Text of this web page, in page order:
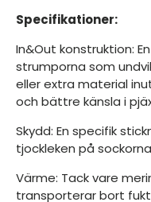
Specifikationer:
In&Out konstruktion:
strumporna som
eller extra material
och bättre känsla i
Skydd: En specifik
tjockleken på
Värme: Tack vare
transporterar bort